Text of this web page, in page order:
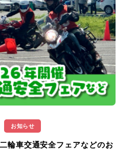
お知らせ
輪車交通安全フェアなどのお